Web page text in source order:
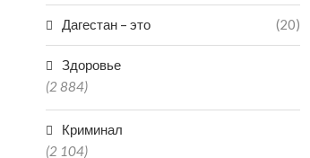
Дагестан – это (20)
Здоровье
(2 884)
Криминал
(2 104)